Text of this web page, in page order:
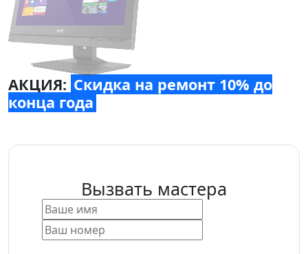
АКЦИЯ: Скидка на ремонт 10% до
конца года
Вызвать мастера